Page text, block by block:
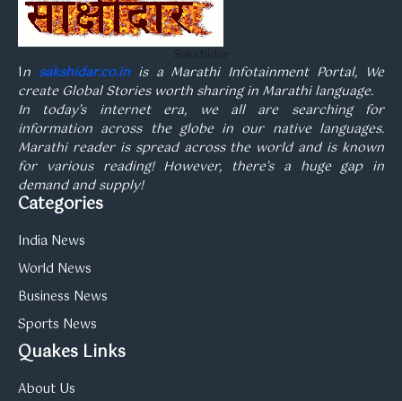
Sakshidar
In sakshidar.co.inis a Marathi Infotainment Portal, We
create Global Stories worth sharing in Marathi language.
In today’s internet era, we all are searching for
information across the globe in our native languages.
Marathi reader is spread across the world and is known
for various reading! However, there’s a huge gap in
demand and supply!
Categories
India News
World News
Business News
Sports News
Quakes Links
About Us